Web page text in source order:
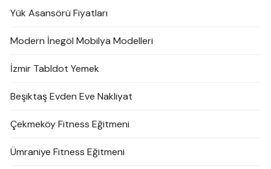
Yük Asansörü Fiyatları
Modern İnegöl Mobilya Modelleri
İzmir Tabldot Yemek
Beşiktaş Evden Eve Nakliyat
Çekmeköy Fitness Eğitmeni
Ümraniye Fitness Eğitmeni